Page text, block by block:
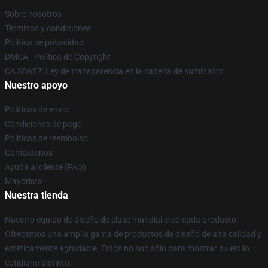
Sobre nosotros
Términos y condiciones
Política de privacidad
DMCA - Política de Copyright
CA SB657: Ley de transparencia en la cadena de suministro
Nuestro apoyo
Políticas de envío
Condiciones de pago
Políticas de reembolso
Contáctenos
Ayuda al cliente (FAQ)
Mayorista
Nuestra tienda
Nuestro equipo de diseño de clase mundial creó cada producto.
Ofrecemos una amplia gama de productos de diseño de alta calidad y
estéticamente agradable. Estos no son sólo para mostrar su estilo
cotidiano distinto.